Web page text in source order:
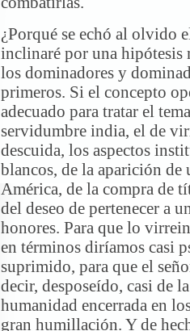
¿Porqué se echó al olvido
inclinaré por una
los dominadores y
primeros. Si el concepto
adecuado para tratar el
servidumbre india, el de
descuida, los aspectos
blancos, de la aparición de
América, de la compra de
del deseo de pertenecer a
honores. Para que lo
en términos diríamos casi
suprimido, para que el
decir, desposeído, casi de
humanidad encerrada en
gran humillación. Y de